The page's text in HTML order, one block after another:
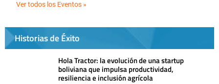
Ver todos los Eventos »
Historias de Éxito
Hola Tractor: la evolución de una startup
boliviana que impulsa productividad,
resiliencia e inclusión agrícola